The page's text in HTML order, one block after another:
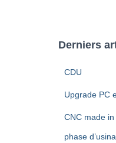
Derniers
CDU
Upgrade PC
CNC made in
phase